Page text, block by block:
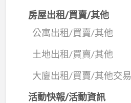
房屋出租/買賣/其他
公寓出租/買賣/其他
土地出租/買賣/其他
大廈出租/買賣/其他交易
活動快報/活動資訊